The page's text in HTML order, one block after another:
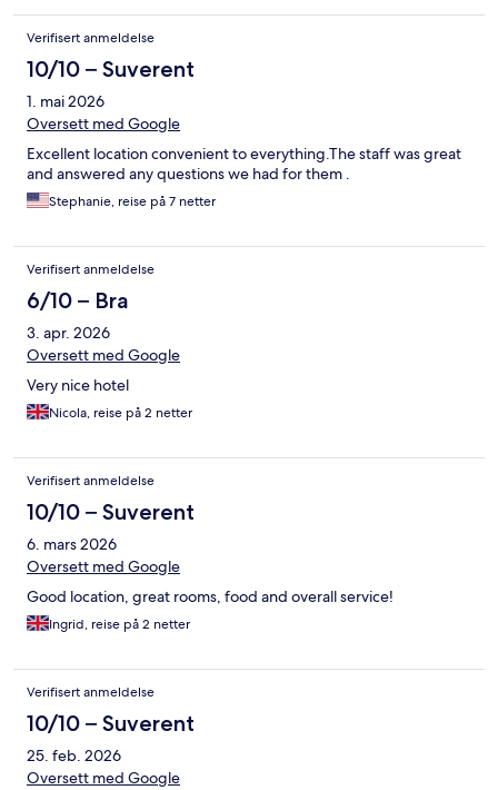
Verifisert anmeldelse
10/10 – Suverent
1. mai 2026
Oversett med Google
Excellent location convenient to everything.The staff was great
and answered any questions we had for them .
Stephanie, reise på 7 netter
Verifisert anmeldelse
6/10 – Bra
3. apr. 2026
Oversett med Google
Very nice hotel
Nicola, reise på 2 netter
Verifisert anmeldelse
10/10 – Suverent
6. mars 2026
Oversett med Google
Good location, great rooms, food and overall service!
Ingrid, reise på 2 netter
Verifisert anmeldelse
10/10 – Suverent
25. feb. 2026
Oversett med Google